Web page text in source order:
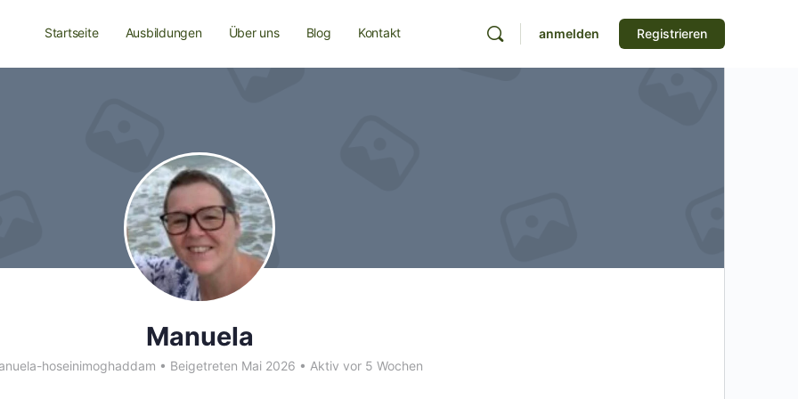
Startseite Ausbildungen Über uns Blog Kontakt anmelden Registrieren
Manuela
hoseinimoghaddam • Beigetreten Mai 2026 • Aktiv vor 5 Wochen